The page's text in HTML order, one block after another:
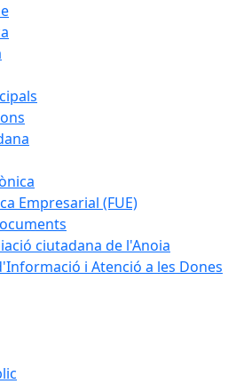
Empresarial (FUE)
ciutadana de l'Anoia
i Atenció a les Dones